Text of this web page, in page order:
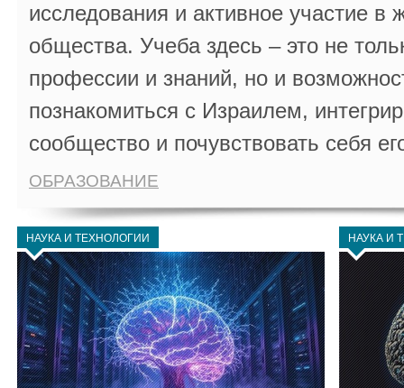
исследования и активное участие в
общества. Учеба здесь – это не
профессии и знаний, но и
познакомиться с Израилем,
сообщество и почувствовать себя
ОБРАЗОВАНИЕ
НАУКА И ТЕХНОЛОГИИ НАУКА И